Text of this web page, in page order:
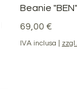
Beanie "BEN"
Prezzo
69,00 €
IVA inclusa